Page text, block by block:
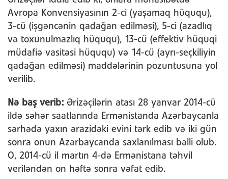
Avropa Konvensiyasının 2-ci (yaşamaq hüququ),
3-cü (işgəncənin qadağan edilməsi), 5-ci (azadlıq
və toxunulmazlıq hüququ), 13-cü (effektiv hüquqi
müdafiə vasitəsi hüququ) və 14-cü (ayrı-seçkiliyin
qadağan edilməsi) maddələrinin pozuntusuna yol
verilib.
Nə baş verib: Ərizəçilərin atası 28 yanvar 2014-cü
ildə səhər saatlarında Ermənistanda Azərbaycanla
sərhədə yaxın ərazidəki evini tərk edib və iki gün
sonra onun Azərbaycanda saxlanılması bəlli olub.
O, 2014-cü il martın 4-də Ermənistana təhvil
veriləndən on həftə sonra vəfat edib.